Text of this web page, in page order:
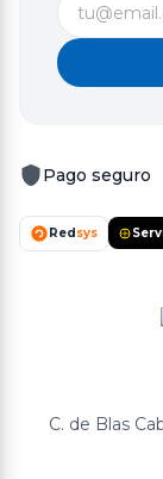
Pago seguro
Redsys
C. de Blas